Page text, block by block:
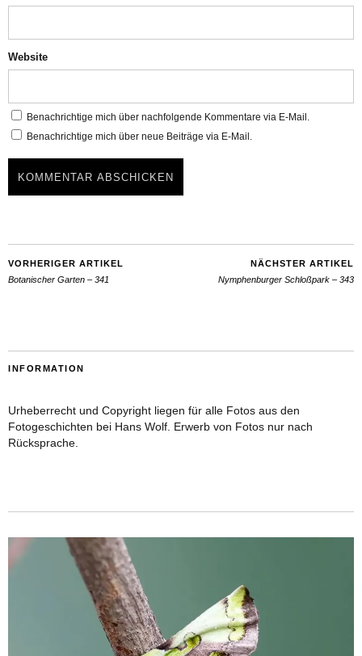
Website
Benachrichtige mich über nachfolgende Kommentare via E-Mail.
Benachrichtige mich über neue Beiträge via E-Mail.
VORHERIGER ARTIKEL
Botanischer Garten – 341
NÄCHSTER ARTIKEL
Nymphenburger Schloßpark – 343
INFORMATION
Urheberrecht und Copyright liegen für alle Fotos aus den
Fotogeschichten bei Hans Wolf. Erwerb von Fotos nur nach
Rücksprache.